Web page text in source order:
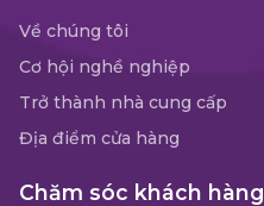
Về chúng tôi
Cơ hội nghề nghiệp
Trở thành nhà cung cấp
Địa điểm cửa hàng
Chăm sóc khách hàng